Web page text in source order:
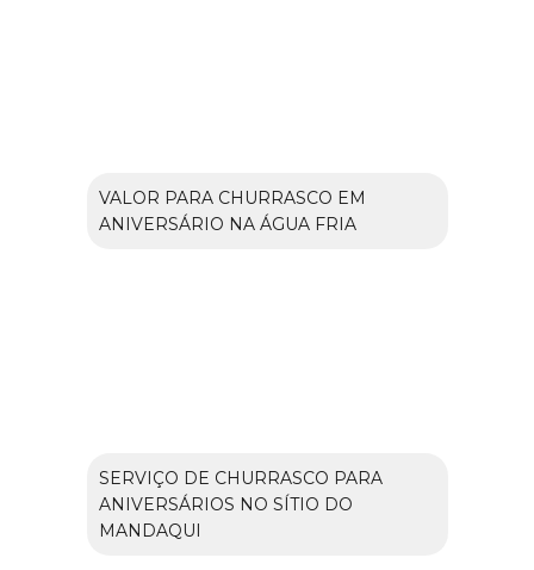
VALOR PARA CHURRASCO EM
ANIVERSÁRIO NA ÁGUA FRIA
SERVIÇO DE CHURRASCO PARA
ANIVERSÁRIOS NO SÍTIO DO
MANDAQUI